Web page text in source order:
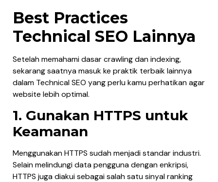
Best Practices
Technical SEO Lainnya
Setelah memahami dasar crawling dan indexing,
sekarang saatnya masuk ke praktik terbaik lainnya
dalam Technical SEO yang perlu kamu perhatikan agar
website lebih optimal.
1. Gunakan HTTPS untuk
Keamanan
Menggunakan HTTPS sudah menjadi standar industri.
Selain melindungi data pengguna dengan enkripsi,
HTTPS juga diakui sebagai salah satu sinyal ranking